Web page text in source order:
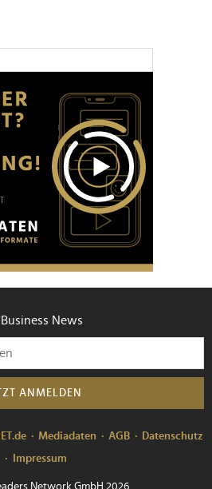
News
ANMELDEN
Mediadaten AGB
Datenschutz
Impressum